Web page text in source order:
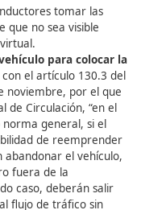
carriles o arcenes
Si las condiciones de
los ocupantes
en el
redacción del
el caso de que
pueda
del vehículo.
no pueda
en la parte